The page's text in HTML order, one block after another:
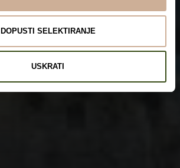
DOPUSTI SELEKTIRANJE
USKRATI